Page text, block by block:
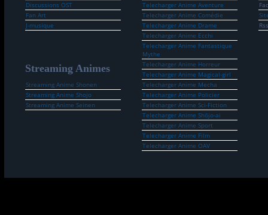
Discussions OST
Fan Art
J-musique
Streaming Animes
Streaming Anime Shonen
Streaming Anime Shojo
Streaming Anime Seinen
Telecharger Anime Aventure
Telecharger Anime Comédie
Telecharger Anime Drame
Telecharger Anime Ecchi
Telecharger Anime Fantastique
Mythe
Telecharger Anime Horreur
Telecharger Anime Magical-girl
Telecharger Anime Mecha
Telecharger Anime Policier
Telecharger Anime Sci-Fiction
Telecharger Anime Shōjo-ai
Telecharger Anime Sport
Telecharger Anime Film
Telecharger Anime OAV
Rss